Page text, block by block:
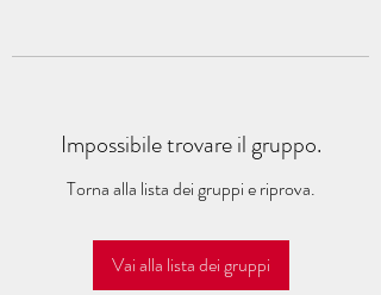
Impossibile trovare il gruppo.
Torna alla lista dei gruppi e riprova.
Vai alla lista dei gruppi